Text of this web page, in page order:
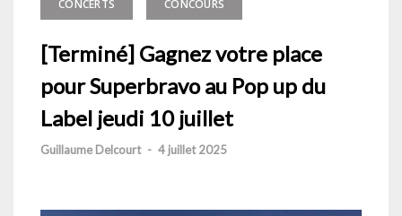
CONCERTS CONCOURS
[Terminé] Gagnez votre place
pour Superbravo au Pop up du
Label jeudi 10 juillet
Guillaume Delcourt - 4 juillet 2025